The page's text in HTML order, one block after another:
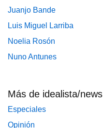
Juanjo Bande
Luis Miguel Larriba
Noelia Rosón
Nuno Antunes
Más de idealista/news
Especiales
Opinión